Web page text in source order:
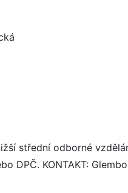
střední odborné
DPČ. KONTAKT: